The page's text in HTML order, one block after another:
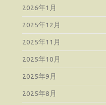
2026年1月
2025年12月
2025年11月
2025年10月
2025年9月
2025年8月